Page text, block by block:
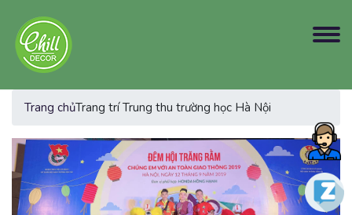
Trang chủTrang trí Trung thu trường học Hà Nội